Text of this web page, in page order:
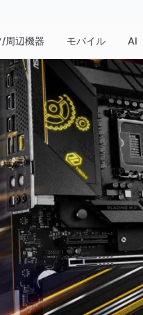
周辺機器 モバイル AI